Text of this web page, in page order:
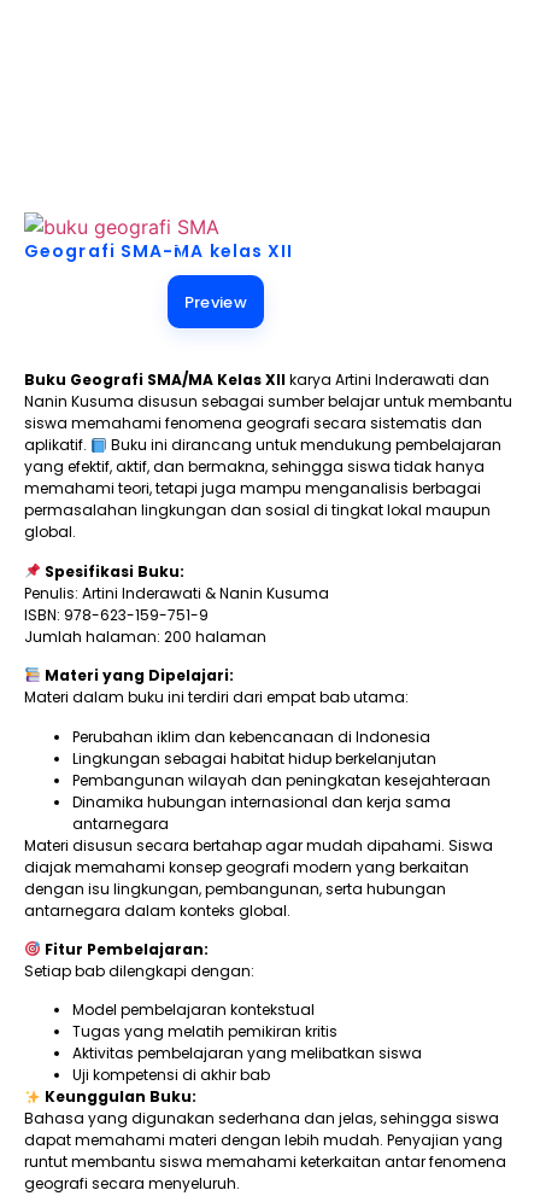
Geografi SMA-MA kelas XII
Preview
Buku Geografi SMA/MA Kelas XIIkarya Artini Inderawati dan
Nanin Kusuma disusun sebagai sumber belajar untuk membantu
siswa memahami fenomena geografi secara sistematis dan
aplikatif.
Buku ini dirancang untuk mendukung pembelajaran
yang efektif, aktif, dan bermakna, sehingga siswa tidak hanya
memahami teori, tetapi juga mampu menganalisis berbagai
permasalahan lingkungan dan sosial di tingkat lokal maupun
global.
Spesifikasi Buku:
Penulis: Artini Inderawati & Nanin Kusuma
ISBN: 978-623-159-751-9
Jumlah halaman: 200 halaman
Materi yang Dipelajari:
Materi dalam buku ini terdiri dari empat bab utama:
Perubahan iklim dan kebencanaan di Indonesia
Lingkungan sebagai habitat hidup berkelanjutan
Pembangunan wilayah dan peningkatan kesejahteraan
Dinamika hubungan internasional dan kerja sama
antarnegara
Materi disusun secara bertahap agar mudah dipahami. Siswa
diajak memahami konsep geografi modern yang berkaitan
dengan isu lingkungan, pembangunan, serta hubungan
antarnegara dalam konteks global.
Fitur Pembelajaran:
Setiap bab dilengkapi dengan:
Model pembelajaran kontekstual
Tugas yang melatih pemikiran kritis
Aktivitas pembelajaran yang melibatkan siswa
Uji kompetensi di akhir bab
Keunggulan Buku:
Bahasa yang digunakan sederhana dan jelas, sehingga siswa
dapat memahami materi dengan lebih mudah. Penyajian yang
runtut membantu siswa memahami keterkaitan antar fenomena
geografi secara menyeluruh.